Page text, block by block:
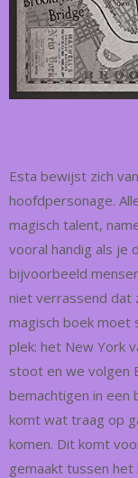
Esta bewijst zich
hoofdpersonage.
magisch talent,
vooral handig als je
bijvoorbeeld
niet verrassend dat
magisch boek moet
plek: het New York
stoot en we volgen
bemachtigen in een
komt wat traag op
komen. Dit komt
gemaakt tussen